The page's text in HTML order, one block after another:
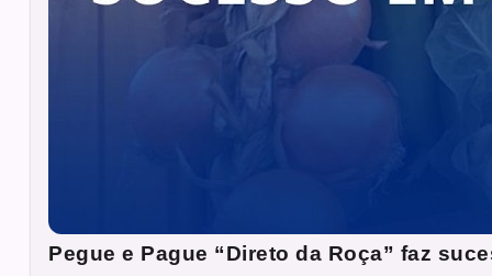
Pegue e Pague “Direto da Roça” faz